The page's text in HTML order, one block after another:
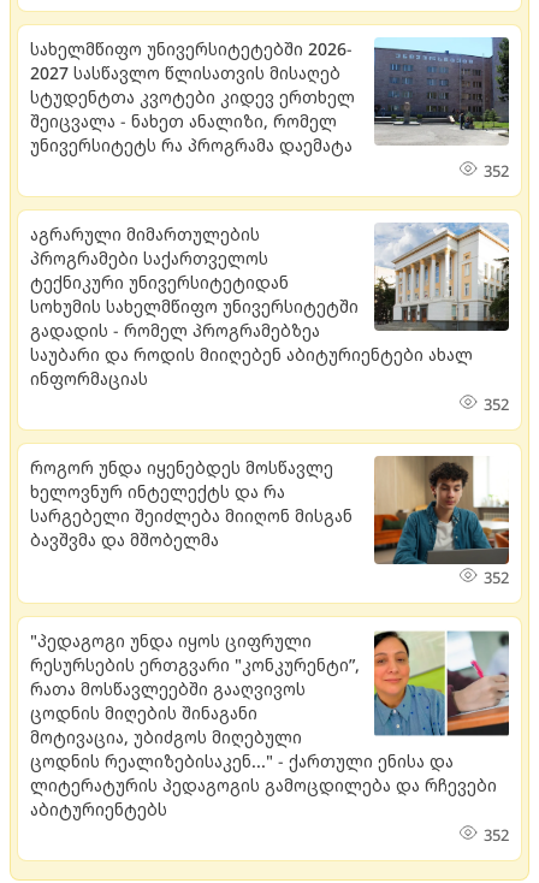
სახელმწიფო უნივერსიტეტებში 2026-
2027 სასწავლო წლისათვის მისაღებ
სტუდენტთა კვოტები კიდევ ერთხელ
შეიცვალა - ნახეთ ანალიზი, რომელ
უნივერსიტეტს რა პროგრამა დაემატა
352
აგრარული მიმართულების
პროგრამები საქართველოს
ტექნიკური უნივერსიტეტიდან
სოხუმის სახელმწიფო უნივერსიტეტში
გადადის - რომელ პროგრამებზეა
საუბარი და როდის მიიღებენ აბიტურიენტები ახალ
ინფორმაციას
352
როგორ უნდა იყენებდეს მოსწავლე
ხელოვნურ ინტელექტს და რა
სარგებელი შეიძლება მიიღონ მისგან
ბავშვმა და მშობელმა
352
"პედაგოგი უნდა იყოს ციფრული
რესურსების ერთგვარი "კონკურენტი”,
რათა მოსწავლეებში გააღვივოს
ცოდნის მიღების შინაგანი
მოტივაცია, უბიძგოს მიღებული
ცოდნის რეალიზებისაკენ..." - ქართული ენისა და
ლიტერატურის პედაგოგის გამოცდილება და რჩევები
აბიტურიენტებს
352